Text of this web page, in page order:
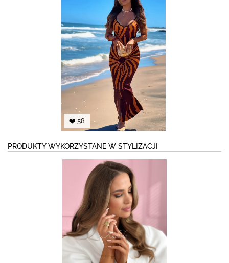
❤️ 58
PRODUKTY WYKORZYSTANE W STYLIZACJI